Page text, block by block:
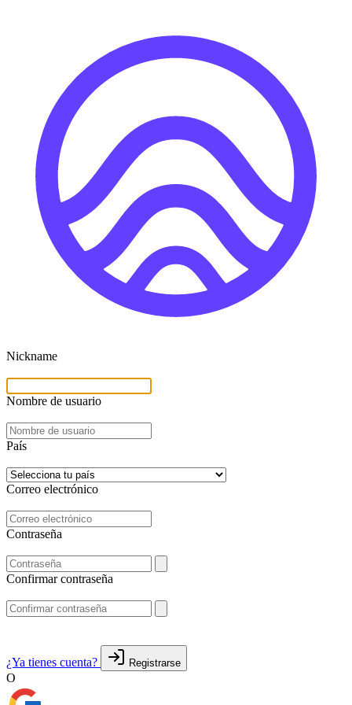
Nickname
Nombre de usuario
País
Correo electrónico
Contraseña
Confirmar contraseña
¿Ya tienes cuenta? Registrarse
O